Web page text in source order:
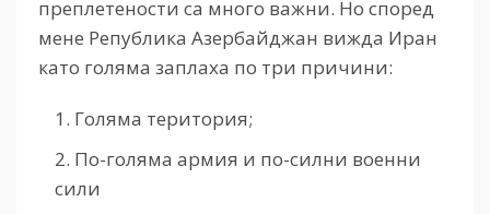
преплетености са много важни. Но според
мене Република Азербайджан вижда Иран
като голяма заплаха по три причини:
Голяма територия;
По-голяма армия и по-силни военни
сили